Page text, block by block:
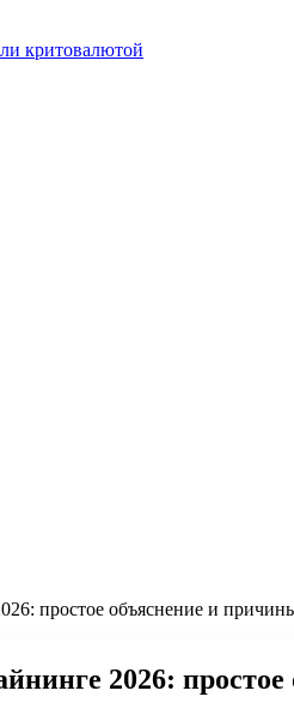
критовалютой
простое объяснение и
2026: